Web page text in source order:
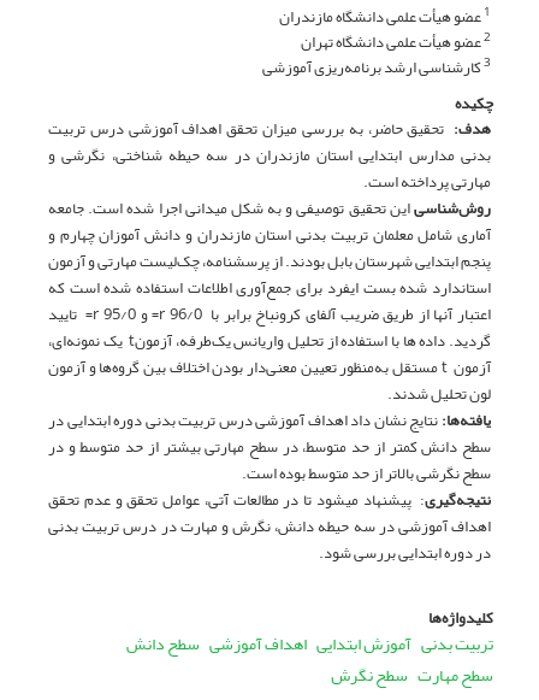
1عضو هیأت علمی دانشگاه مازندران
2عضو هیأت علمی دانشگاه تهران
3کارشناسی ارشد برنامه‌ریزی آموزشی
چکیده
هدف: تحقیق حاضر، به بررسی میزان تحقق اهداف آموزشی درس تربیت
بدنی مدارس ابتدایی استان مازندران در سه حیطه شناختی، نگرشی و
مهارتی پرداخته است.
روش‌شناسیاین تحقیق توصیفی و به شکل میدانی اجرا شده است. جامعه
آماری شامل معلمان تربیت بدنی استان مازندران و دانش آموزان چهارم و
پنجم ابتدایی شهرستان بابل بودند. از پرسشنامه، چک‌لیست مهارتی و آزمون
استاندارد شده بست ایفرد برای جمع‌آوری اطلاعات استفاده شده است که
اعتبار آنها از طریق ضریب آلفای کرونباخ برابر با 96/0 r= و 95/0 r= تایید
گردید. داده ها با استفاده از تحلیل واریانس یک‌طرفه، آزمونt یک نمونه‌ای،
آزمون t مستقل به‌منظور تعیین معنی‌دار بودن اختلاف بین گروه‌ها و آزمون
لون تحلیل شدند.
یافته‌ها:نتایج نشان داد اهداف آموزشی درس تربیت بدنی دوره ابتدایی در
سطح دانش کمتر از حد متوسط، در سطح مهارتی بیشتر از حد متوسط و در
سطح نگرشی بالاتر از حد متوسط بوده است.
نتیجه‌گیری: پیشنهاد می­شود تا در مطالعات آتی، عوامل تحقق و عدم تحقق
اهداف آموزشی در سه حیطه دانش، نگرش و مهارت در درس تربیت بدنی
در دوره ابتدایی بررسی شود.
کلیدواژه‌ها
تربیت بدنی آموزش ابتدایی اهداف آموزشی سطح دانش
سطح مهارت سطح نگرش